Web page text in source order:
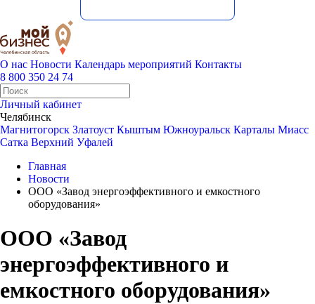
О нас Новости Календарь мероприятий Контакты
8 800 350 24 74
Личный кабинет
Челябинск
Магнитогорск Златоуст Кыштым Южноуральск Карталы Миасс
Сатка Верхний Уфалей
Главная
Новости
ООО «Завод энергоэффективного и емкостного
оборудования»
ООО «Завод
энергоэффективного и
емкостного оборудования»